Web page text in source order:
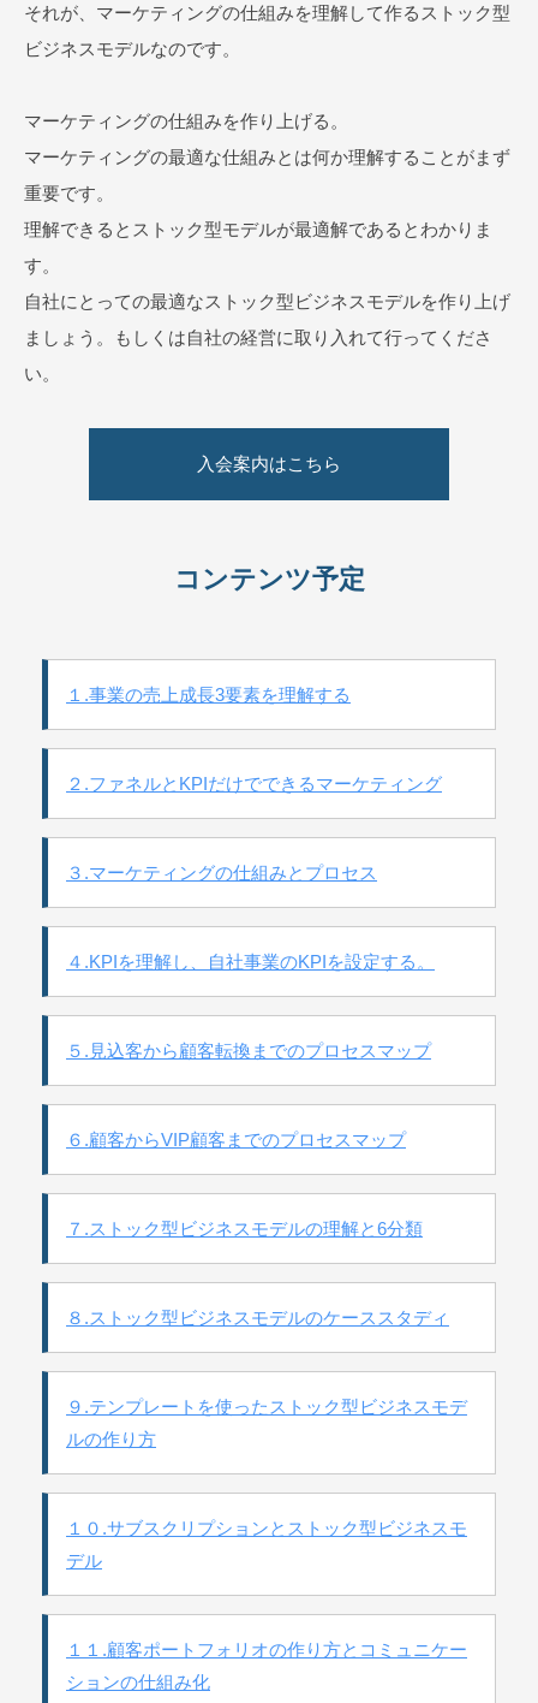
それが、マーケティングの仕組みを理解して作るストック型
ビジネスモデルなのです。
マーケティングの仕組みを作り上げる。
マーケティングの最適な仕組みとは何か理解することがまず
重要です。
理解できるとストック型モデルが最適解であるとわかりま
す。
自社にとっての最適なストック型ビジネスモデルを作り上げ
ましょう。もしくは自社の経営に取り入れて行ってくださ
い。
入会案内はこちら
コンテンツ予定
１.事業の売上成長3要素を理解する
２.ファネルとKPIだけでできるマーケティング
３.マーケティングの仕組みとプロセス
４.KPIを理解し、自社事業のKPIを設定する。
５.見込客から顧客転換までのプロセスマップ
６.顧客からVIP顧客までのプロセスマップ
７.ストック型ビジネスモデルの理解と6分類
８.ストック型ビジネスモデルのケーススタディ
９.テンプレートを使ったストック型ビジネスモデ
ルの作り方
１０.サブスクリプションとストック型ビジネスモ
デル
１１.顧客ポートフォリオの作り方とコミュニケー
ションの仕組み化